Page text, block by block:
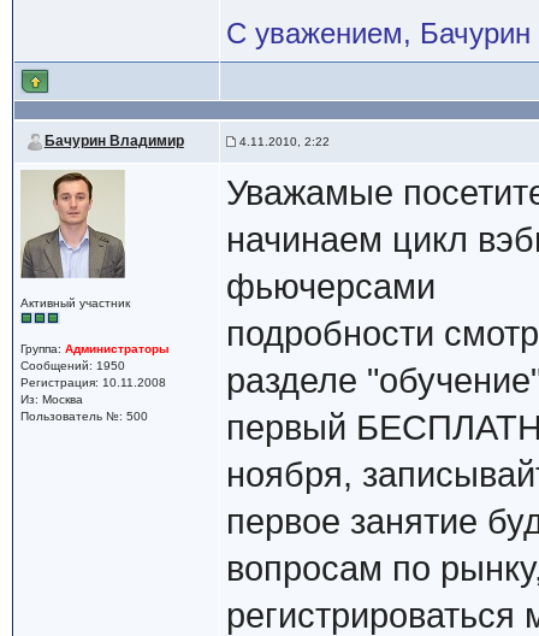
С уважением,
Бачурин Владимир 4.11.2010, 2:22
Активный участник
Группа: Администраторы
Сообщений: 1950
Регистрация: 10.11.2008
Из: Москва
Пользователь №: 500
Уважамые
начинаем цикл
фьючерсами
подробности
разделе
первый
ноября,
первое занятие
вопросам по